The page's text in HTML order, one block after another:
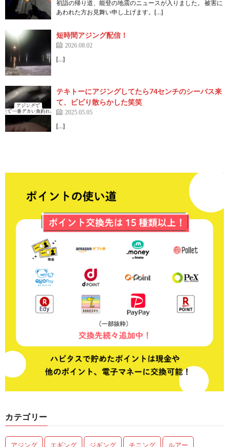
初詣の帰り道、能登の地震のニュースが入りました。 被害に
あわれた方お見舞い申し上げます。[…]
短時間アジング配信！
2026.08.02
[…]
テキトーにアジングしてたら74センチのシーバス来
て、ビビり散らかした笑笑
2025.05.05
[…]
カテゴリー
アジング エギング ジギング チニング ルアー